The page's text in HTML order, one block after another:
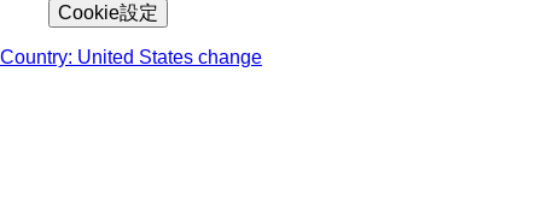
Cookie設定
Country: United States change